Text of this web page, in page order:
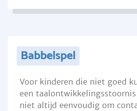
Babbelspel
Voor kinderen die niet goed
een
niet altijd eenvoudig om